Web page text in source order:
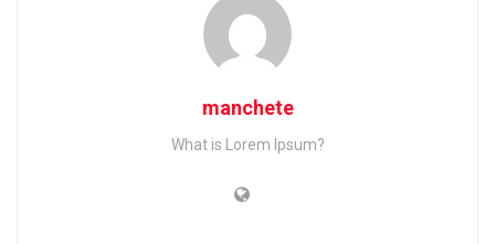
manchete
What is Lorem Ipsum?